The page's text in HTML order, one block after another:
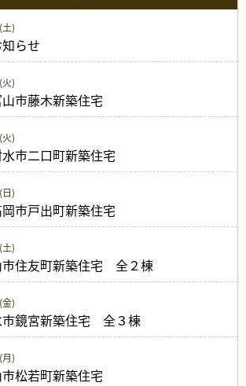
)
らせ
)
市藤木新築住宅
)
市二口町新築住宅
)
市戸出町新築住宅
)
市住友町新築住宅 全２棟
)
市鏡宮新築住宅 全３棟
)
市松若町新築住宅